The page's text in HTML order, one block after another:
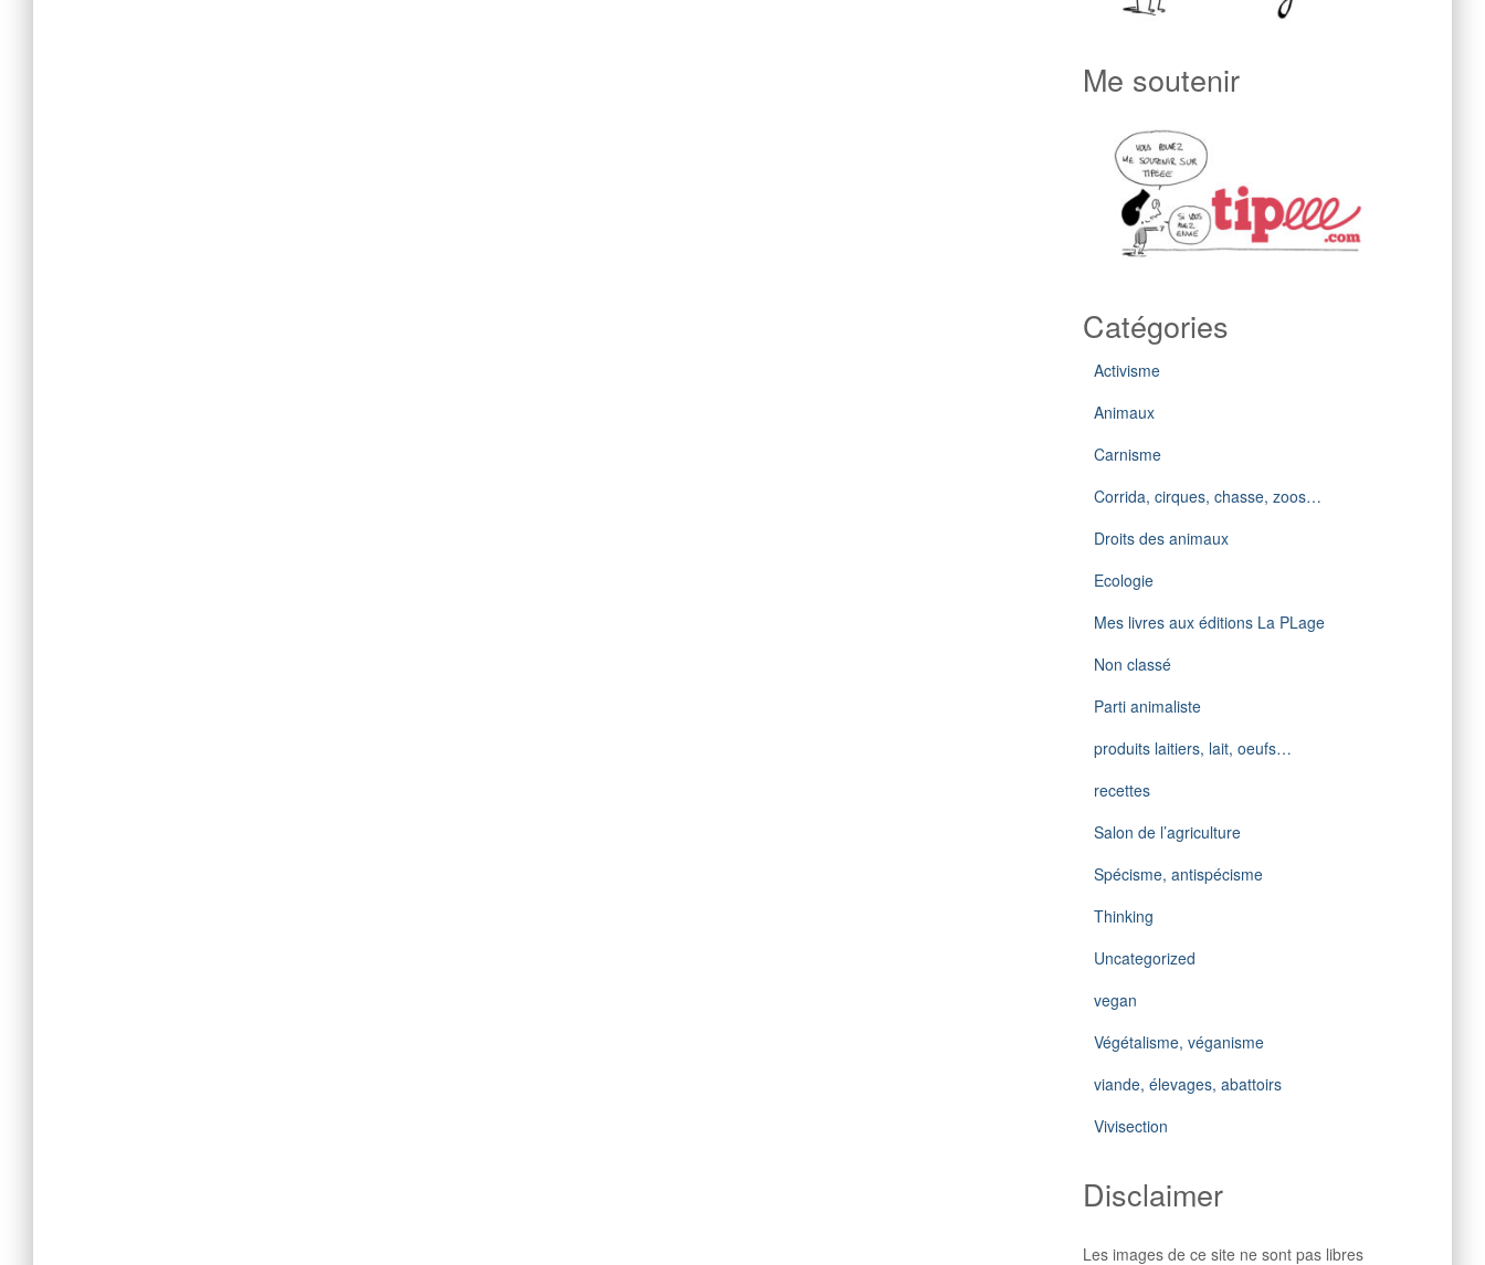
Me soutenir
Catégories
Activisme
Animaux
Carnisme
Corrida, cirques, chasse, zoos…
Droits des animaux
Ecologie
Mes livres aux éditions La PLage
Non classé
Parti animaliste
produits laitiers, lait, oeufs…
recettes
Salon de l’agriculture
Spécisme, antispécisme
Thinking
Uncategorized
vegan
Végétalisme, véganisme
viande, élevages, abattoirs
Vivisection
Disclaimer
Les images de ce site ne sont pas libres